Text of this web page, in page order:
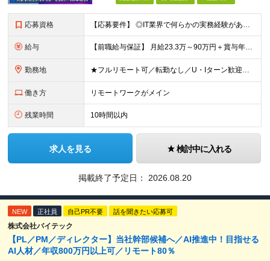
応募資格 【応募要件】 ◎IT業界で何らかの実務経験がある方 └2～3ヶ月の実務経験のある方は歓迎します！ 例）PCキッティングやモバイル通信基地局の業務経験者など インフラエンジニアとして経験のある方は、
給与 【前職給与保証】 月給23.3万～90万円＋賞与年2回＋インセンティブ ★年収1000万円以上の実績あり！ ※上記月給には月20～30時間分（2万9,300円～21万7,900円）の固定残業代を含み
勤務地 ★フルリモート可／転勤なし／U・Iターン歓迎★ ◎勤務地は相談の上、ご自宅近くに調整します！ 【勤務地】 本社、または東京／埼玉／千葉／神奈川／愛知／仙台のクライアント先 ◎完全在宅（フルリモート）
働き方 リモートワークがメイン
残業時間 10時間以内
求人を見る 検討中に入れる
掲載終了予定日： 2026.08.20
NEW 正社員 自己PR不要 話を聞きたい応募可
株式会社バイテック
【PL／PM／ディレクター】当社幹部候補へ／AI推進中！目指せる
AI人材／年収800万円以上可／リモート80％